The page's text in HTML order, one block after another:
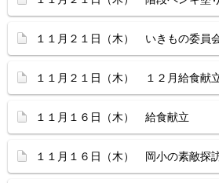
１１月２１日（木） いきもの委員
１１月２１日（木） １２月給食献
１１月１６日（木） 給食献立
１１月１６日（木） 岡小の素敵探